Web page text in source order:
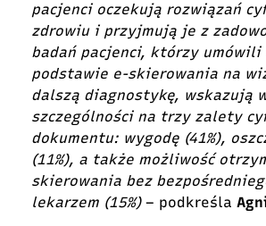
pacjenci oczekują rozwiązań
zdrowiu i przyjmują je z
badań pacjenci, którzy umówili
podstawie e-skierowania na
dalszą diagnostykę, wskazują
szczególności na trzy zalety
dokumentu: wygodę (41%),
(11%), a także możliwość
skierowania bez
lekarzem (15%)– podkreśla